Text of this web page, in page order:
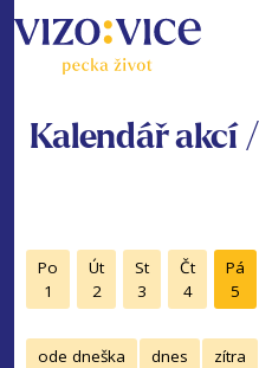
Kalendář akcí /
Po
1
Út
2
St
3
Čt
4
Pá
5
ode dneška dnes zítra